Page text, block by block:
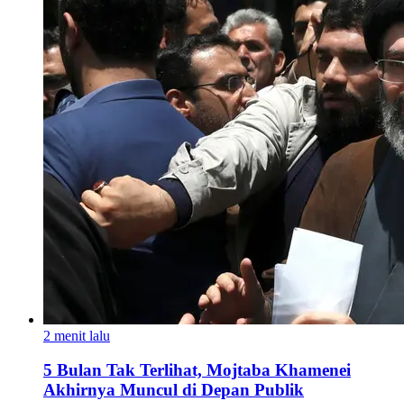
2 menit lalu
5 Bulan Tak Terlihat, Mojtaba Khamenei
Akhirnya Muncul di Depan Publik